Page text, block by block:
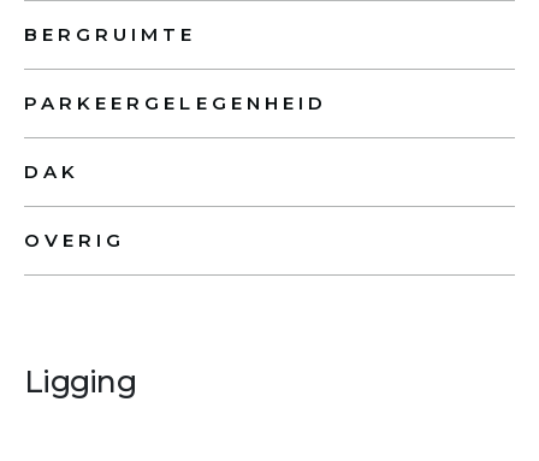
BERGRUIMTE
PARKEERGELEGENHEID
DAK
OVERIG
Ligging